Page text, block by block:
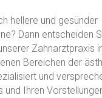
hellere und gesünder
Dann entscheiden
Zahnarztpraxis
Bereichen der
und
und Ihren